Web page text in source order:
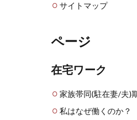
サイトマップ
ページ
在宅ワーク
家族帯同(駐在妻/夫)
私はなぜ働くのか？